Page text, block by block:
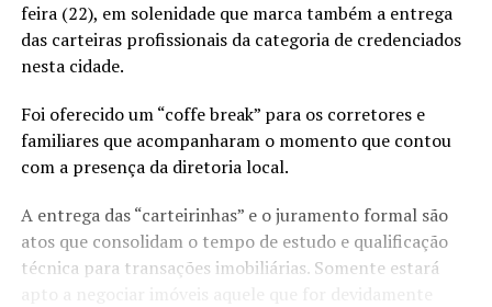
feira (22), em solenidade que marca também a entrega
das carteiras profissionais da categoria de credenciados
nesta cidade.
Foi oferecido um “coffe break” para os corretores e
familiares que acompanharam o momento que contou
com a presença da diretoria local.
A entrega das “carteirinhas” e o juramento formal são
atos que consolidam o tempo de estudo e qualificação
técnica para transações imobiliárias. Somente estará